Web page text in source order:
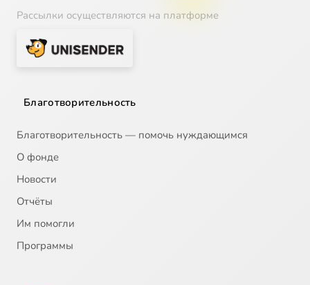
Рассылки осуществляются на платформе
Благотворительность
Благотворительность — помочь нуждающимся
О фонде
Новости
Отчёты
Им помогли
Программы